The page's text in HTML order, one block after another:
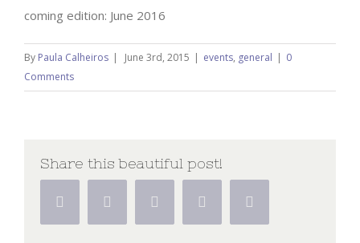
coming edition: June 2016
By Paula Calheiros | June 3rd, 2015 | events, general | 0
Comments
Share this beautiful post!
Facebook Twitter Linkedin Google+